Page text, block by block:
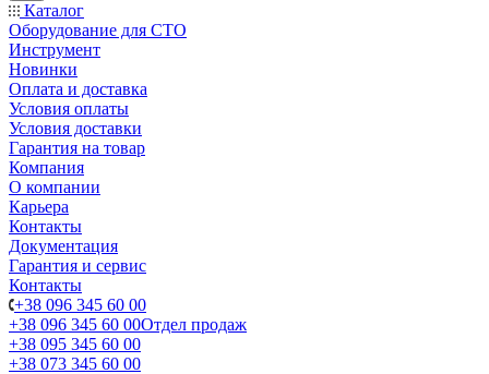
Каталог
Оборудование для СТО
Инструмент
Новинки
Оплата и доставка
Условия оплаты
Условия доставки
Гарантия на товар
Компания
О компании
Карьера
Контакты
Документация
Гарантия и сервис
Контакты
+38 096 345 60 00
+38 096 345 60 00Отдел продаж
+38 095 345 60 00
+38 073 345 60 00